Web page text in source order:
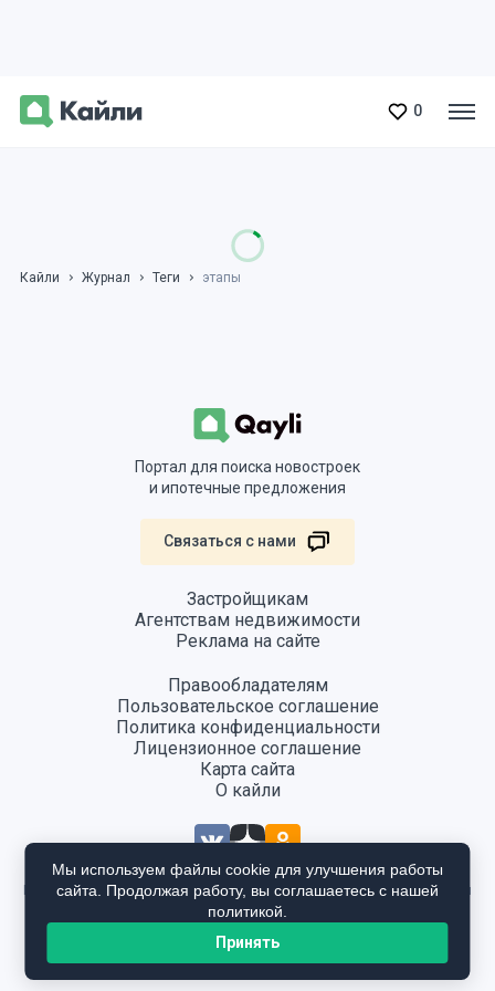
0
Кайли Журнал Теги этапы
Портал для поиска новостроек
и ипотечные предложения
Связаться с нами
Застройщикам
Агентствам недвижимости
Реклама на сайте
Правообладателям
Пользовательское соглашение
Политика конфиденциальности
Лицензионное соглашение
Карта сайта
О кайли
Информация, размещенная на сайте, не является публичной офертой
и предоставляется в ознакомительных целях. Для получения
подробной информации общайтесь в отдел продаж застройщика.
Мы используем файлы cookie для улучшения работы
сайта. Продолжая работу, вы соглашаетесь с нашей
политикой.
Принять